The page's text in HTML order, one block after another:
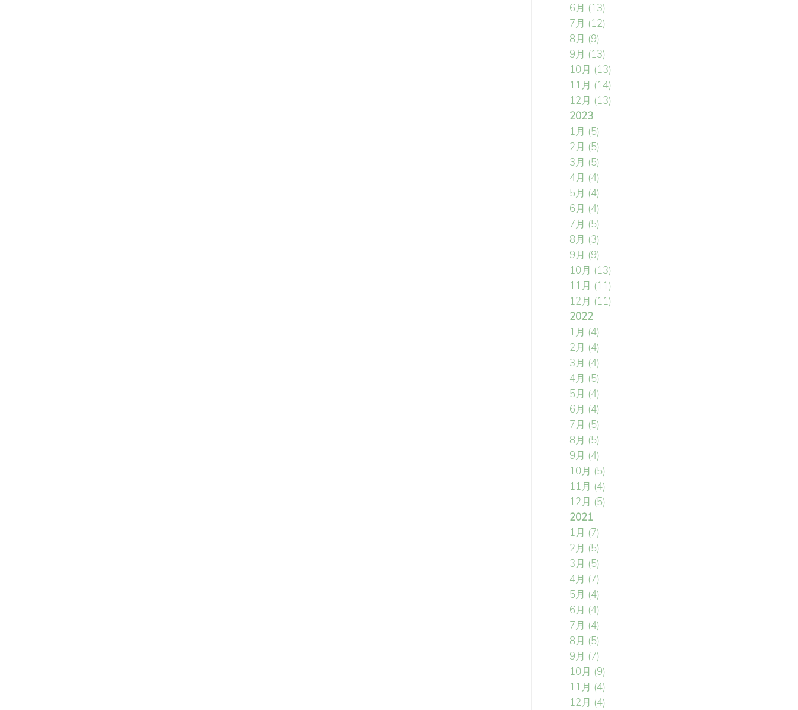
6月 (13)
7月 (12)
8月 (9)
9月 (13)
10月 (13)
11月 (14)
12月 (13)
2023
1月 (5)
2月 (5)
3月 (5)
4月 (4)
5月 (4)
6月 (4)
7月 (5)
8月 (3)
9月 (9)
10月 (13)
11月 (11)
12月 (11)
2022
1月 (4)
2月 (4)
3月 (4)
4月 (5)
5月 (4)
6月 (4)
7月 (5)
8月 (5)
9月 (4)
10月 (5)
11月 (4)
12月 (5)
2021
1月 (7)
2月 (5)
3月 (5)
4月 (7)
5月 (4)
6月 (4)
7月 (4)
8月 (5)
9月 (7)
10月 (9)
11月 (4)
12月 (4)